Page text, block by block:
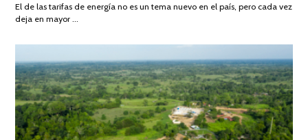
DE
El de las tarifas de energía no es un tema nuevo en el país, pero cada vez
deja en mayor …